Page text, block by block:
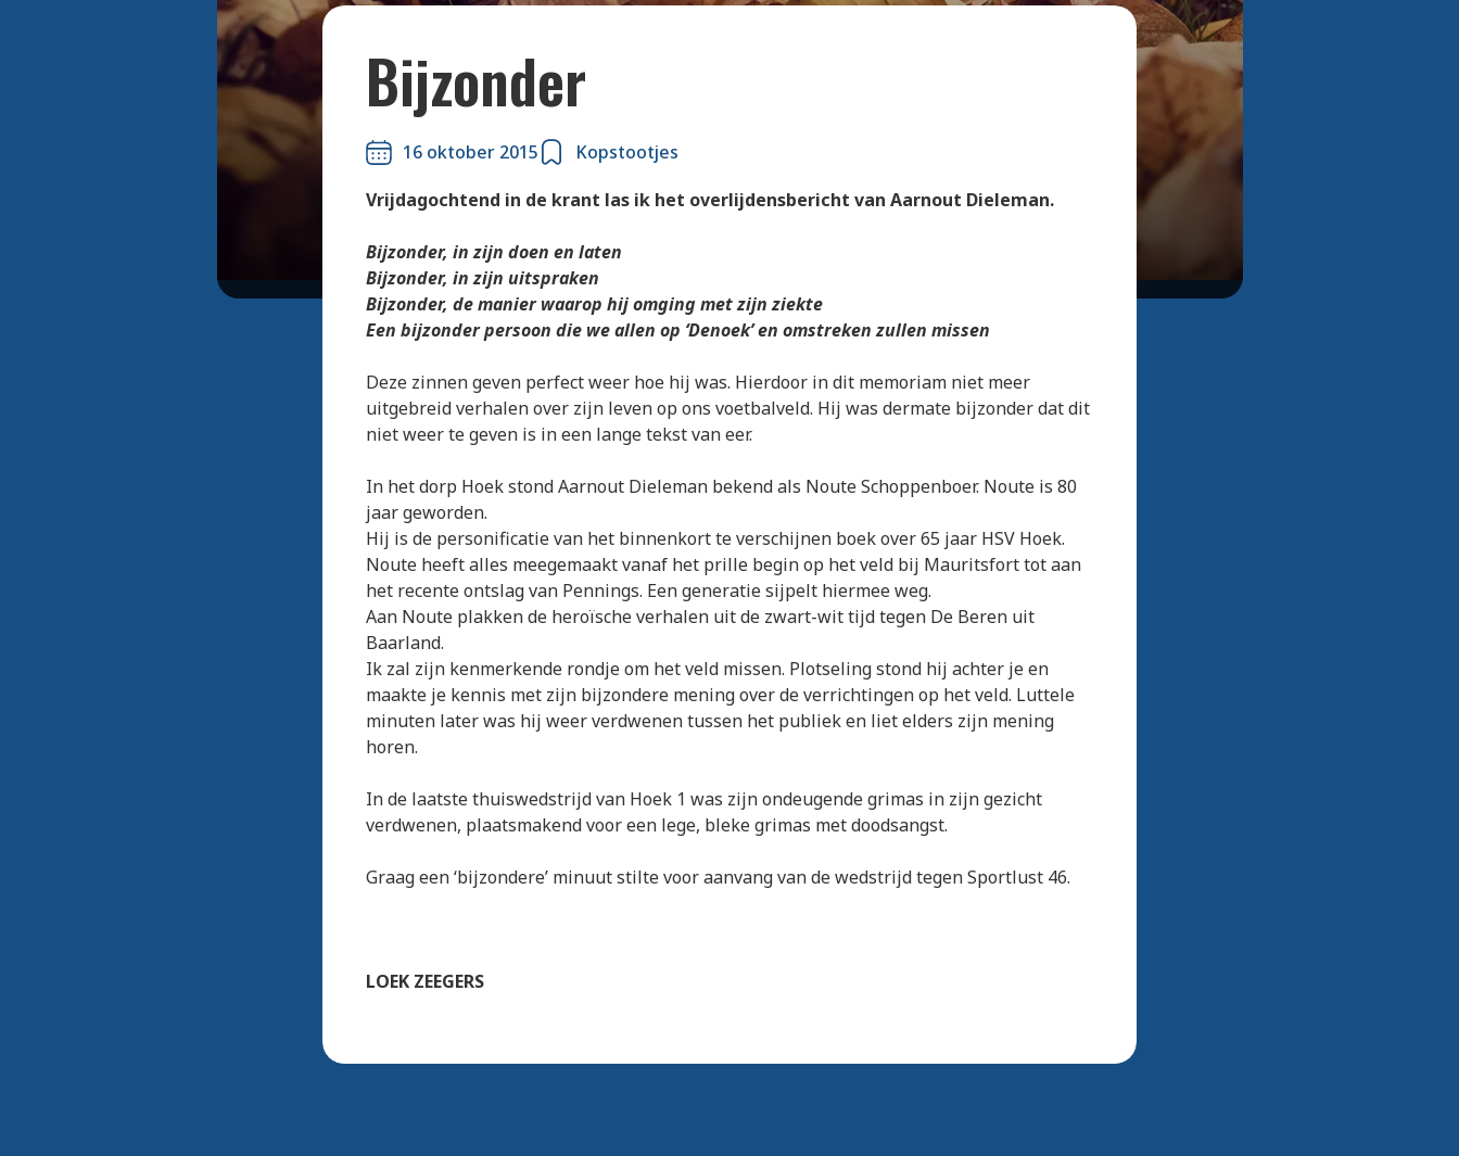
Bijzonder
16 oktober 2015
Kopstootjes
Vrijdagochtend in de krant las ik het overlijdensbericht van Aarnout Dieleman.
Bijzonder, in zijn doen en laten
Bijzonder, in zijn uitspraken
Bijzonder, de manier waarop hij omging met zijn ziekte
Een bijzonder persoon die we allen op ‘Denoek’ en omstreken zullen missen
Deze zinnen geven perfect weer hoe hij was. Hierdoor in dit memoriam niet meer
uitgebreid verhalen over zijn leven op ons voetbalveld. Hij was dermate bijzonder dat dit
niet weer te geven is in een lange tekst van eer.
In het dorp Hoek stond Aarnout Dieleman bekend als Noute Schoppenboer. Noute is 80
jaar geworden.
Hij is de personificatie van het binnenkort te verschijnen boek over 65 jaar HSV Hoek.
Noute heeft alles meegemaakt vanaf het prille begin op het veld bij Mauritsfort tot aan
het recente ontslag van Pennings. Een generatie sijpelt hiermee weg.
Aan Noute plakken de heroïsche verhalen uit de zwart-wit tijd tegen De Beren uit
Baarland.
Ik zal zijn kenmerkende rondje om het veld missen. Plotseling stond hij achter je en
maakte je kennis met zijn bijzondere mening over de verrichtingen op het veld. Luttele
minuten later was hij weer verdwenen tussen het publiek en liet elders zijn mening
horen.
In de laatste thuiswedstrijd van Hoek 1 was zijn ondeugende grimas in zijn gezicht
verdwenen, plaatsmakend voor een lege, bleke grimas met doodsangst.
Graag een ‘bijzondere’ minuut stilte voor aanvang van de wedstrijd tegen Sportlust 46.
LOEK ZEEGERS